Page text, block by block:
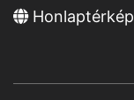
Honlaptérkép